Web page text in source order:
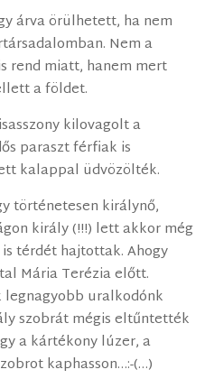
árva örülhetett, ha nem
Nem a
rend miatt, hanem mert
a földet.
kilovagolt a
paraszt férfiak is
kalappal üdvözölték.
történetesen királynő,
király (!!!) lett akkor még
térdét hajtottak. Ahogy
Mária Terézia előtt.
legnagyobb uralkodónk
szobrát mégis eltűntették
a kártékony lúzer, a
kaphasson…:-(…)